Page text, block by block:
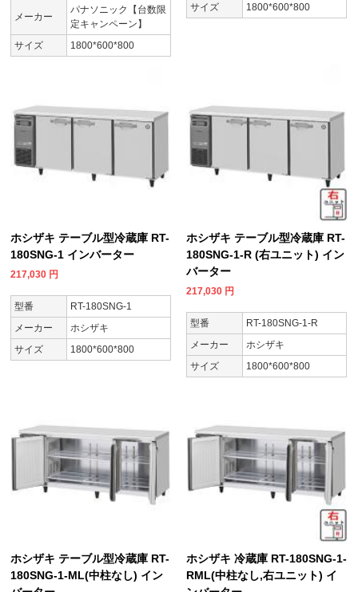
メーカー
パナソニック【台数限
定キャンペーン】
サイズ
1800*600*800
サイズ
1800*600*800
ホシザキ テーブル型冷蔵庫 RT-
180SNG-1 インバーター
217,030 円
型番
RT-180SNG-1
メーカー
ホシザキ
サイズ
1800*600*800
ホシザキ テーブル型冷蔵庫 RT-
180SNG-1-R (右ユニット) イン
バーター
217,030 円
型番
RT-180SNG-1-R
メーカー
ホシザキ
サイズ
1800*600*800
ホシザキ テーブル型冷蔵庫 RT-
180SNG-1-ML(中柱なし) イン
ホシザキ 冷蔵庫 RT-180SNG-1-
RML(中柱なし,右ユニット) イ